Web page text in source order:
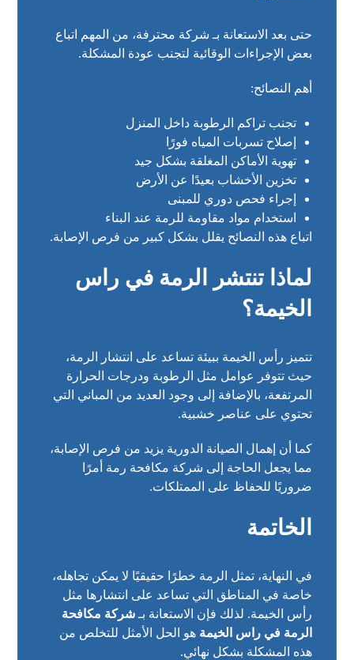
حتى بعد الاستعانة بـ شركة محترفة، من المهم اتباع
بعض الإجراءات الوقائية لتجنب عودة المشكلة.
أهم النصائح:
تجنب تراكم الرطوبة داخل المنزل
إصلاح تسربات المياه فورًا
تهوية الأماكن المغلقة بشكل جيد
تخزين الأخشاب بعيدًا عن الأرض
إجراء فحص دوري للمبنى
استخدام مواد مقاومة للرمة عند البناء
اتباع هذه النصائح يقلل بشكل كبير من فرص الإصابة.
لماذا تنتشر الرمة في راس
الخيمة؟
تتميز رأس الخيمة ببيئة تساعد على انتشار الرمة،
حيث تتوفر عوامل مثل الرطوبة ودرجات الحرارة
المرتفعة، بالإضافة إلى وجود العديد من المباني التي
تحتوي على عناصر خشبية.
كما أن إهمال الصيانة الدورية يزيد من فرص الإصابة،
مما يجعل الحاجة إلى شركة مكافحة رمة أمرًا
ضروريًا للحفاظ على الممتلكات.
الخاتمة
في النهاية، تمثل الرمة خطرًا حقيقيًا لا يمكن تجاهله،
خاصة في المناطق التي تساعد على انتشارها مثل
رأس الخيمة. لذلك فإن الاستعانة بـشركة مكافحة
الرمة في راس الخيمة هو الحل الأمثل للتخلص من
هذه المشكلة بشكل نهائي.